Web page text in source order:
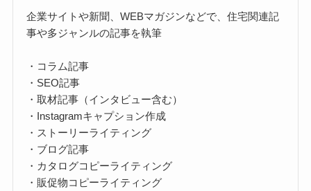
企業サイトや新聞、WEBマガジンなどで、住宅関連記
事や多ジャンルの記事を執筆
・コラム記事
・SEO記事
・取材記事（インタビュー含む）
・Instagramキャプション作成
・ストーリーライティング
・ブログ記事
・カタログコピーライティング
・販促物コピーライティング